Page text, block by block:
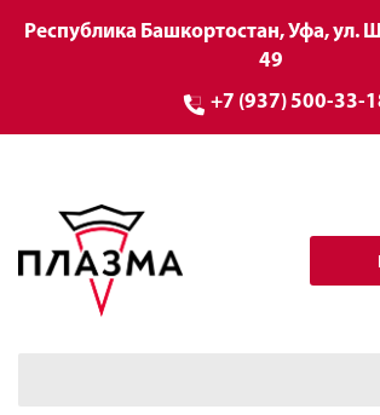
Республика Башкортостан, Уфа, ул.
49
+7 (937) 500-33-